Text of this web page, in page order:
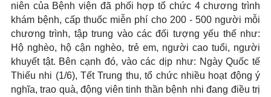
niên của Bệnh viện đã phối hợp tổ chức 4 chương trình
khám bệnh, cấp thuốc miễn phí cho 200 - 500 người mỗi
chương trình, tập trung vào các đối tượng yếu thế như:
Hộ nghèo, hộ cận nghèo, trẻ em, người cao tuổi, người
khuyết tật. Bên cạnh đó, vào các dịp như: Ngày Quốc tế
Thiếu nhi (1/6), Tết Trung thu, tổ chức nhiều hoạt động ý
nghĩa, trao quà, động viên tinh thần bệnh nhi đang điều trị